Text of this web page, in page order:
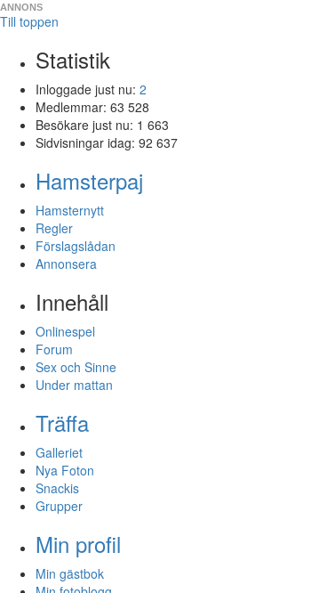
ANNONS
Till toppen
Statistik
Inloggade just nu: 2
Medlemmar: 63 528
Besökare just nu: 1 663
Sidvisningar idag: 92 637
Hamsterpaj
Hamsternytt
Regler
Förslagslådan
Annonsera
Innehåll
Onlinespel
Forum
Sex och Sinne
Under mattan
Träffa
Galleriet
Nya Foton
Snackis
Grupper
Min profil
Min gästbok